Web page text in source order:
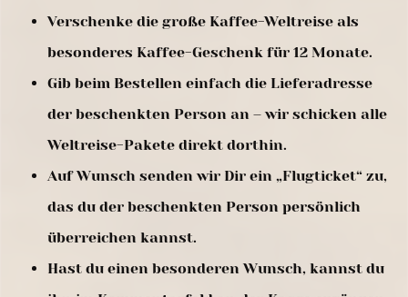
Verschenke die große Kaffee-Weltreise als
besonderes Kaffee-Geschenk für 12 Monate.
Gib beim Bestellen einfach die Lieferadresse
der beschenkten Person an – wir schicken alle
Weltreise-Pakete direkt dorthin.
Auf Wunsch senden wir Dir ein „Flugticket“ zu,
das du der beschenkten Person persönlich
überreichen kannst.
Hast du einen besonderen Wunsch, kannst du